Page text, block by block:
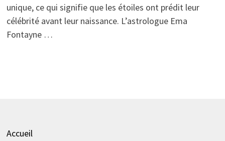
unique, ce qui signifie que les étoiles ont prédit leur
célébrité avant leur naissance. L’astrologue Ema
Fontayne …
Accueil